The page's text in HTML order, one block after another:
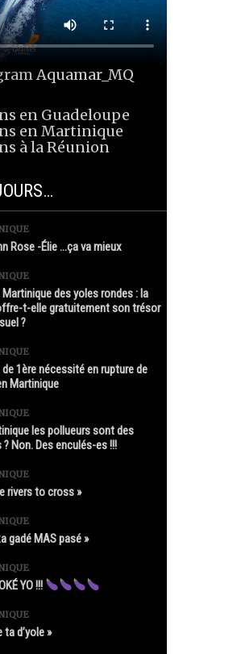
Aquamar_MQ
en Guadeloupe
en Martinique
à la Réunion
Rose -Élie …ça va mieux
Martinique des yoles rondes : la
t-elle gratuitement son trésor
?
1ère nécessité en rupture de
Martinique
les pollueurs sont des
? Non. Des enculés-es !!!
rivers to cross »
gadé MAS pasé »
YO !!!
ta d’yole »